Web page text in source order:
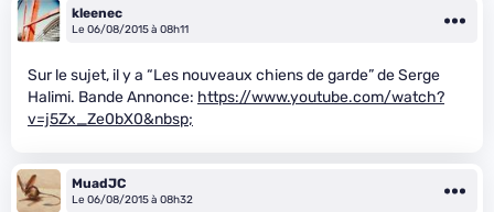
kleenec
Le 06/08/2015 à 08h11
Sur le sujet, il y a “Les nouveaux chiens de garde” de Serge
Halimi. Bande Annonce: https://www.youtube.com/watch?
v=j5Zx_Ze0bX0&nbsp;
MuadJC
Le 06/08/2015 à 08h32